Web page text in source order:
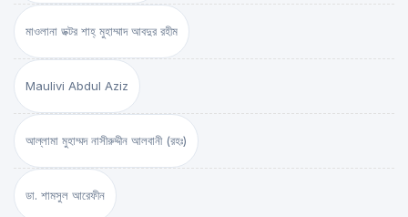
মাওলানা ডক্টর শাহ্‌ মুহাম্মাদ আবদুর রহীম
Maulivi Abdul Aziz
আল্লামা মুহাম্মদ নাসীরুদ্দীন আলবানী (রহঃ)
ডা. শামসুল আরেফীন